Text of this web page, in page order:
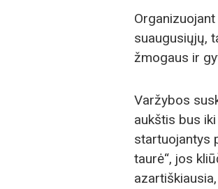
suaugusiųjų,
žmogaus ir
Varžybos
aukštis bus
startuojantys
taurė“, jos